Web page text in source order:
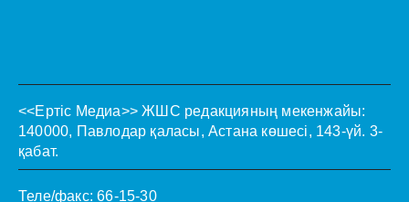
<<Ертіс Медиа>> ЖШС редакцияның мекенжайы:
140000, Павлодар қаласы, Астана көшесі, 143-үй. 3-
қабат.
Теле/факс: 66-15-30